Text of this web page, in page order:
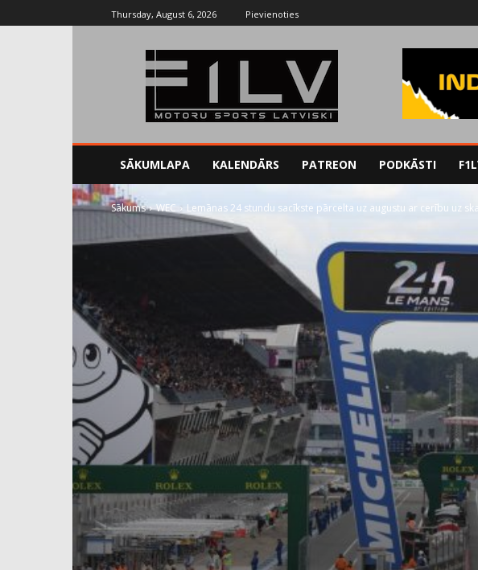
Thursday, August 6, 2026 Pievienoties
SĀKUMLAPA KALENDĀRS PATREON PODKĀSTI
Sākums WEC Lemānas 24 stundu sacīkste pārcelta uz augustu ar cerību uz